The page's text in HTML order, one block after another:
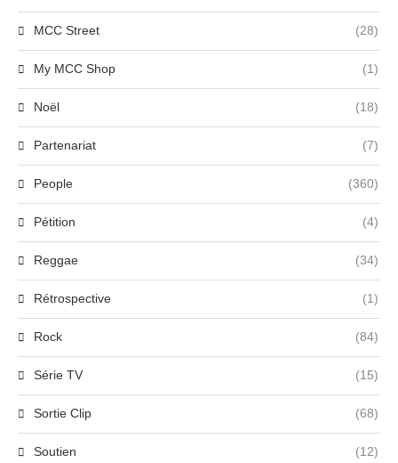
MCC Street (28)
My MCC Shop (1)
Noël (18)
Partenariat (7)
People (360)
Pétition (4)
Reggae (34)
Rétrospective (1)
Rock (84)
Série TV (15)
Sortie Clip (68)
Soutien (12)